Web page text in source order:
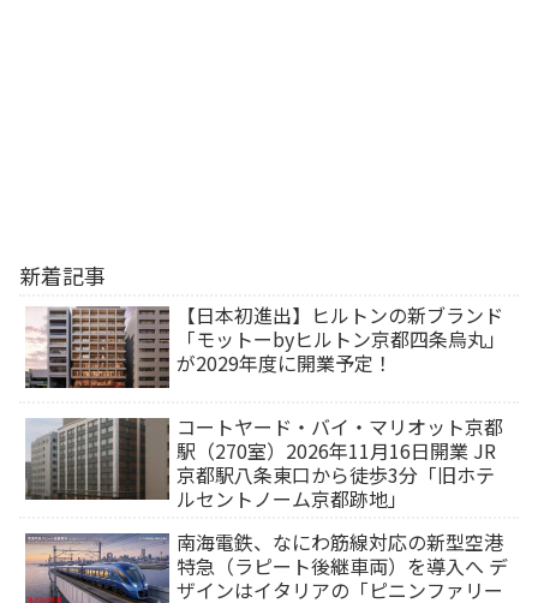
新着記事
【日本初進出】ヒルトンの新ブランド
「モットーbyヒルトン京都四条烏丸」
が2029年度に開業予定！
コートヤード・バイ・マリオット京都
駅（270室）2026年11月16日開業 JR
京都駅八条東口から徒歩3分「旧ホテ
ルセントノーム京都跡地」
南海電鉄、なにわ筋線対応の新型空港
特急（ラピート後継車両）を導入へ デ
ザインはイタリアの「ピニンファリー